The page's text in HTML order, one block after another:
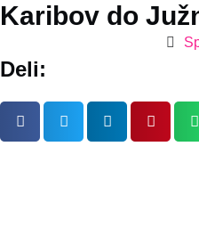
Karibov do
Deli: